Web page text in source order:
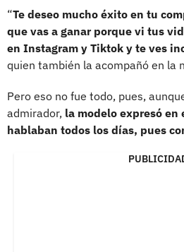
“Te deseo mucho éxito en tu
que vas a ganar porque vi tus
en Instagram y Tiktok y te ves
quien también la acompañó en la
Pero eso no fue todo, pues,
admirador, la modelo expresó en
hablaban todos los días, pues